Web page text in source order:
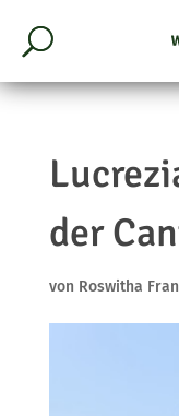
der
von Roswitha